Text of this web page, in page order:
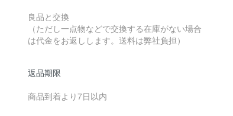
良品と交換
（ただし一点物などで交換する在庫がない場合
は代金をお返しします。送料は弊社負担）
返品期限
商品到着より7日以内